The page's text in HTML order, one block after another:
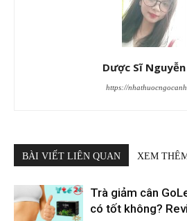
Dược Sĩ
https://
BÀI VIẾT LIÊN QUAN XEM
Trà giảm cân
có tốt không?